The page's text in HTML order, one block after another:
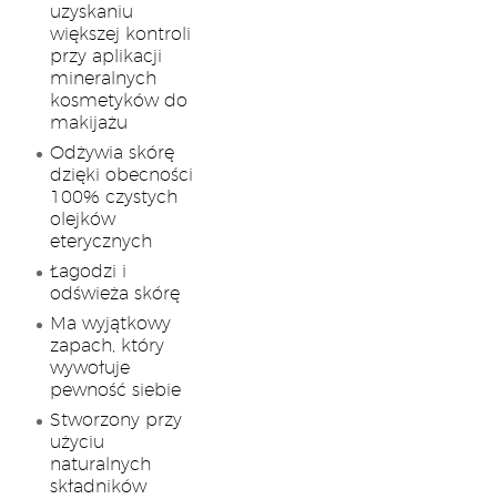
uzyskaniu
większej kontroli
przy aplikacji
mineralnych
kosmetyków do
makijażu
Odżywia skórę
dzięki obecności
100% czystych
olejków
eterycznych
Łagodzi i
odświeża skórę
Ma wyjątkowy
zapach, który
wywołuje
pewność siebie
Stworzony przy
użyciu
naturalnych
składników